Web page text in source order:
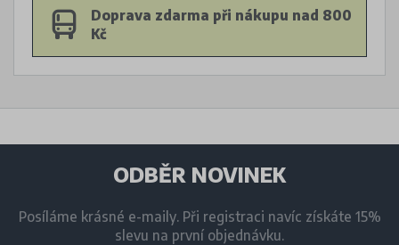
Doprava zdarma při nákupu nad 800
Kč
ODBĚR NOVINEK
Posíláme krásné e-maily. Při registraci navíc získáte 15%
slevu na první objednávku.